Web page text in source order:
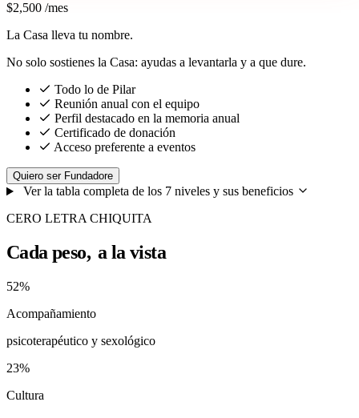
$2,500 /mes
La Casa lleva tu nombre.
No solo sostienes la Casa: ayudas a levantarla y a que dure.
Todo lo de Pilar
Reunión anual con el equipo
Perfil destacado en la memoria anual
Certificado de donación
Acceso preferente a eventos
Quiero ser Fundadore
Ver la tabla completa de los 7 niveles y sus beneficios
CERO LETRA CHIQUITA
Cada peso, a la vista
52%
Acompañamiento
psicoterapéutico y sexológico
23%
Cultura